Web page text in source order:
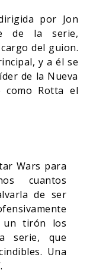
por Jon
de la serie,
del guion.
y a él se
de la Nueva
como Rotta el
Wars para
cuantos
de ser
un tirón los
serie, que
Una